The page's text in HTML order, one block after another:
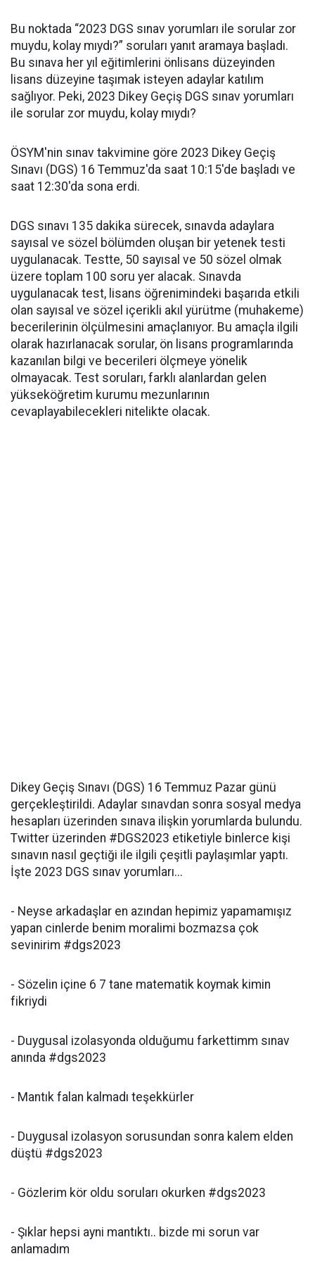
Bu noktada “2023 DGS sınav yorumları ile sorular zor
muydu, kolay mıydı?” soruları yanıt aramaya başladı.
Bu sınava her yıl eğitimlerini önlisans düzeyinden
lisans düzeyine taşımak isteyen adaylar katılım
sağlıyor. Peki, 2023 Dikey Geçiş DGS sınav yorumları
ile sorular zor muydu, kolay mıydı?
ÖSYM'nin sınav takvimine göre 2023 Dikey Geçiş
Sınavı (DGS) 16 Temmuz'da saat 10:15'de başladı ve
saat 12:30'da sona erdi.
DGS sınavı 135 dakika sürecek, sınavda adaylara
sayısal ve sözel bölümden oluşan bir yetenek testi
uygulanacak. Testte, 50 sayısal ve 50 sözel olmak
üzere toplam 100 soru yer alacak. Sınavda
uygulanacak test, lisans öğrenimindeki başarıda etkili
olan sayısal ve sözel içerikli akıl yürütme (muhakeme)
becerilerinin ölçülmesini amaçlanıyor. Bu amaçla ilgili
olarak hazırlanacak sorular, ön lisans programlarında
kazanılan bilgi ve becerileri ölçmeye yönelik
olmayacak. Test soruları, farklı alanlardan gelen
yükseköğretim kurumu mezunlarının
cevaplayabilecekleri nitelikte olacak.
Dikey Geçiş Sınavı (DGS) 16 Temmuz Pazar günü
gerçekleştirildi. Adaylar sınavdan sonra sosyal medya
hesapları üzerinden sınava ilişkin yorumlarda bulundu.
Twitter üzerinden #DGS2023 etiketiyle binlerce kişi
sınavın nasıl geçtiği ile ilgili çeşitli paylaşımlar yaptı.
İşte 2023 DGS sınav yorumları...
- Neyse arkadaşlar en azından hepimiz yapamamışız
yapan cinlerde benim moralimi bozmazsa çok
sevinirim #dgs2023
- Sözelin içine 6 7 tane matematik koymak kimin
fikriydi
- Duygusal izolasyonda olduğumu farkettimm sınav
anında #dgs2023
- Mantık falan kalmadı teşekkürler
- Duygusal izolasyon sorusundan sonra kalem elden
düştü #dgs2023
- Gözlerim kör oldu soruları okurken #dgs2023
- Şıklar hepsi ayni mantıktı.. bizde mi sorun var
anlamadım